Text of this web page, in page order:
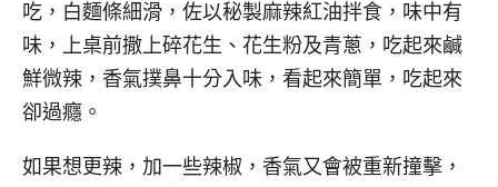
吃，白麵條細滑，佐以秘製麻辣紅油拌食，味中有
味，上桌前撒上碎花生、花生粉及青蔥，吃起來鹹
鮮微辣，香氣撲鼻十分入味，看起來簡單，吃起來
卻過癮。
如果想更辣，加一些辣椒，香氣又會被重新撞擊，